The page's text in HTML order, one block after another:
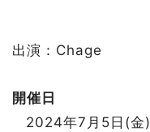
出演：Chage
開催日
2024年7月5日(金)